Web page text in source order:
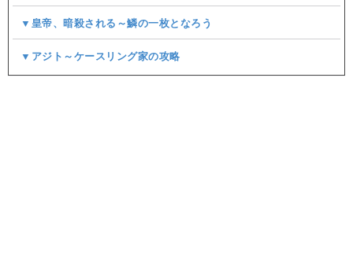
▼皇帝、暗殺される～鱗の一枚となろう
▼アジト～ケースリング家の攻略